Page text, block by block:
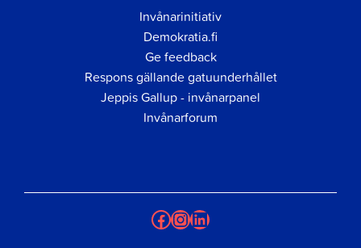
Invånarinitiativ
Demokratia.fi
Ge feedback
Respons gällande gatuunderhållet
Jeppis Gallup - invånarpanel
Invånarforum
Facebook
Instagram
LinkedIn